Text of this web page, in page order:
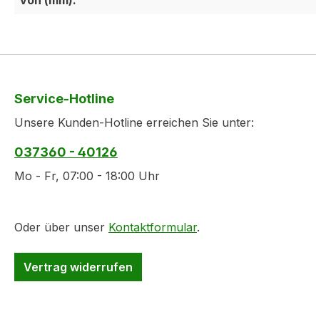
Service-Hotline
Unsere Kunden-Hotline erreichen Sie unter:
037360 - 40126
Mo - Fr, 07:00 - 18:00 Uhr
Oder über unser Kontaktformular.
Vertrag widerrufen